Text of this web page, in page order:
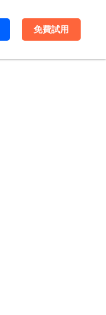
免費試用